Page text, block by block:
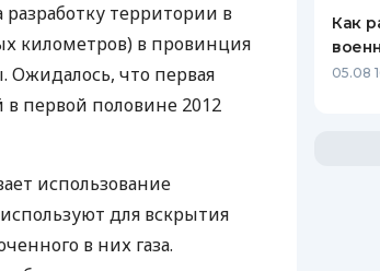
территории в
километров) в провинция
Ожидалось, что первая
первой половине 2012
использование
для вскрытия
в них газа.
Как
05.08